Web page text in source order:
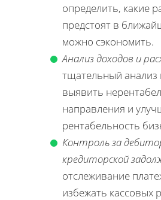
определить, какие
предстоят в
можно сэкономить.
Анализ доходов и
тщательный анализ
выявить
направления и
рентабельность
Контроль за
кредиторской
отслеживание
избежать кассовых